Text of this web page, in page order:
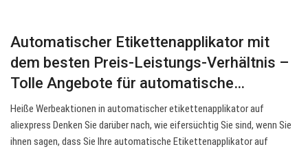
Automatischer Etikettenapplikator mit
dem besten Preis-Leistungs-Verhältnis –
Tolle Angebote für automatische…
Heiße Werbeaktionen in automatischer etikettenapplikator auf
aliexpress Denken Sie darüber nach, wie eifersüchtig Sie sind, wenn Sie
ihnen sagen, dass Sie Ihre automatische Etikettenapplikator auf